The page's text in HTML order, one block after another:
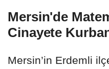
Mersin'de
Cinayete
Mersin’in Erdemli